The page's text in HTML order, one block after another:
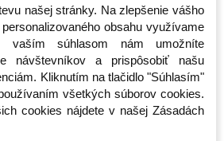
Elite
Tričko - Octagon - No
Face No Name II -
Mikina -
Malé
našej stránky. Na zlepšenie vášho
obsahu využívame
vaším súhlasom nám umožníte
návštevníkov a prispôsobiť našu
Kliknutím na tlačidlo "Súhlasím"
všetkých súborov cookies.
cookies nájdete v našej Zásadách